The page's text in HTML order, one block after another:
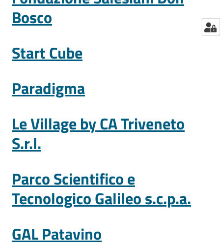
Bosco
Start Cube
Paradigma
Le Village by CA Triveneto
S.r.l.
Parco Scientifico e
Tecnologico Galileo s.c.p.a.
GAL Patavino